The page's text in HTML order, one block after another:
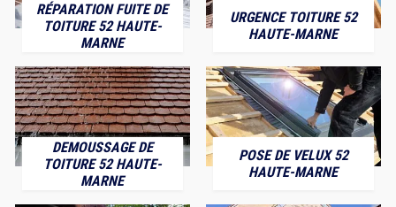
RÉPARATION FUITE DE
TOITURE 52 HAUTE-
MARNE
URGENCE TOITURE 52
HAUTE-MARNE
DEMOUSSAGE DE
TOITURE 52 HAUTE-
MARNE
POSE DE VELUX 52
HAUTE-MARNE